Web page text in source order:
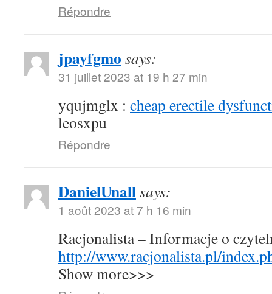
Répondre
jpayfgmo says:
31 juillet 2023 at 19 h 27 min
yqujmglx : cheap erectile
leosxpu
Répondre
DanielUnallsays:
1 août 2023 at 7 h 16 min
Racjonalista – Informacje o
http://www.racjonalista.pl/
Show more>>>